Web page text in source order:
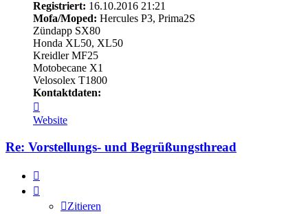
Registriert: 16.10.2016 21:21
Mofa/Moped: Hercules P3, Prima2S
Zündapp SX80
Honda XL50, XL50
Kreidler MF25
Motobecane X1
Velosolex T1800
Kontaktdaten:
von
ingbilly
Website
Re: Vorstellungs- und Begrüßungsthread
Zitieren